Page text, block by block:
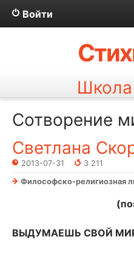
Войти
Школа
Сотворение
Светлана
2013-07-31
3 211
Философско-религиозная
ВЫДУМАЕШЬ СВОЙ